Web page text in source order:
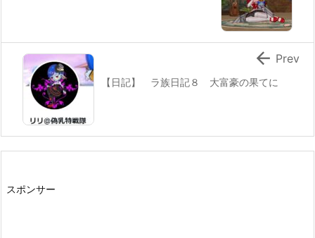
【日記】 ラ族日記８ 大富豪の果てに
 Prev
スポンサー